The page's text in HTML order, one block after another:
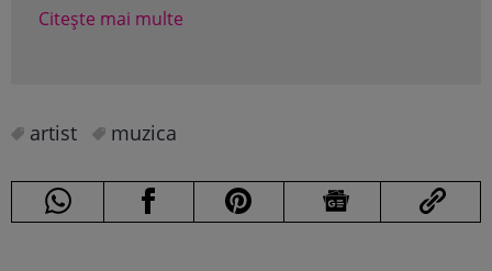
Citește mai multe
artist muzica